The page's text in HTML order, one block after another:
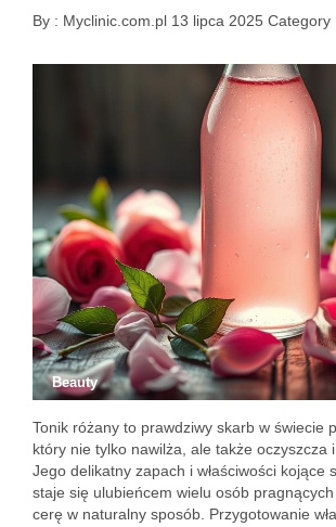
By : Myclinic.com.pl 13 lipca 2025 Category
Beauty
Tonik różany to prawdziwy skarb w świecie
który nie tylko nawilża, ale także oczyszcza
Jego delikatny zapach i właściwości kojące
staje się ulubieńcem wielu osób
cerę w naturalny sposób. Przygotowanie